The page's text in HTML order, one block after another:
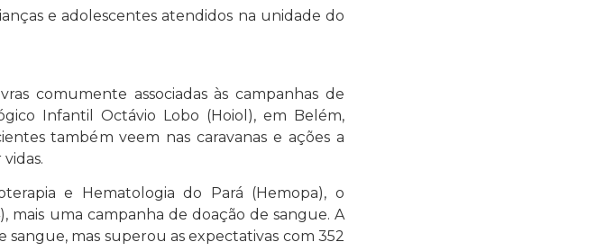
e adolescentes atendidos na unidade do
comumente associadas às campanhas de
Infantil Octávio Lobo (Hoiol), em Belém,
também veem nas caravanas e ações a
e Hematologia do Pará (Hemopa), o
uma campanha de doação de sangue. A
sangue, mas superou as expectativas com 352